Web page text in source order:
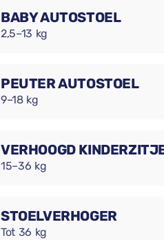
BABY AUTOSTOEL
2,5–13 kg
PEUTER AUTOSTOEL
9–18 kg
VERHOOGD
15–36 kg
STOELVERHOGER
Tot 36 kg